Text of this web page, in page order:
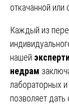
откачанной
Каждый из
нашей
недрам
лабораторных
позволяет